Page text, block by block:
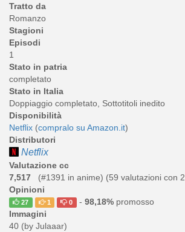
Tratto da
Romanzo
Stagioni
Episodi
1
Stato in patria
completato
Stato in Italia
Doppiaggio completato, Sottotitoli inedito
Disponibilità
Netflix (compralo su Amazon.it)
Distributori
Netflix
Valutazione cc
7,517
(#1391 in anime) (59 valutazioni con 2
Opinioni
27 1 0 - 98,18%promosso
Immagini
40 (by Julaaar)